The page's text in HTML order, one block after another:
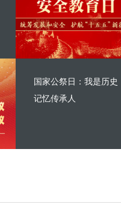
国家公祭日：我是历史
记忆传承人